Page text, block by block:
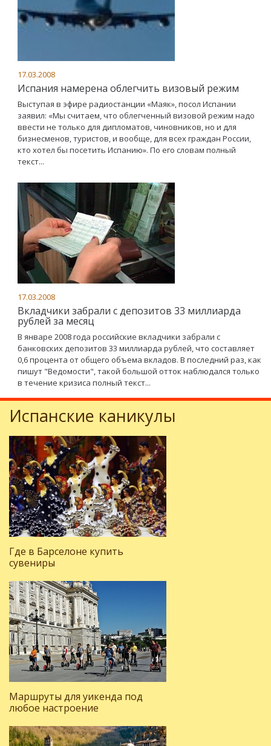
17.03.2008
Испания намерена облегчить визовый режим
Выступая в эфире радиостанции «Маяк», посол Испании
заявил: «Мы считаем, что облегченный визовой режим надо
ввести не только для дипломатов, чиновников, но и для
бизнесменов, туристов, и вообще, для всех граждан России,
кто хотел бы посетить Испанию». По его словам полный
текст...
17.03.2008
Вкладчики забрали с депозитов 33 миллиарда
рублей за месяц
В январе 2008 года российские вкладчики забрали с
банковских депозитов 33 миллиарда рублей, что составляет
0,6 процента от общего объема вкладов. В последний раз, как
пишут "Ведомости", такой большой отток наблюдался только
в течение кризиса полный текст...
Испанские каникулы
Где в Барселоне купить
сувениры
Маршруты для уикенда под
любое настроение